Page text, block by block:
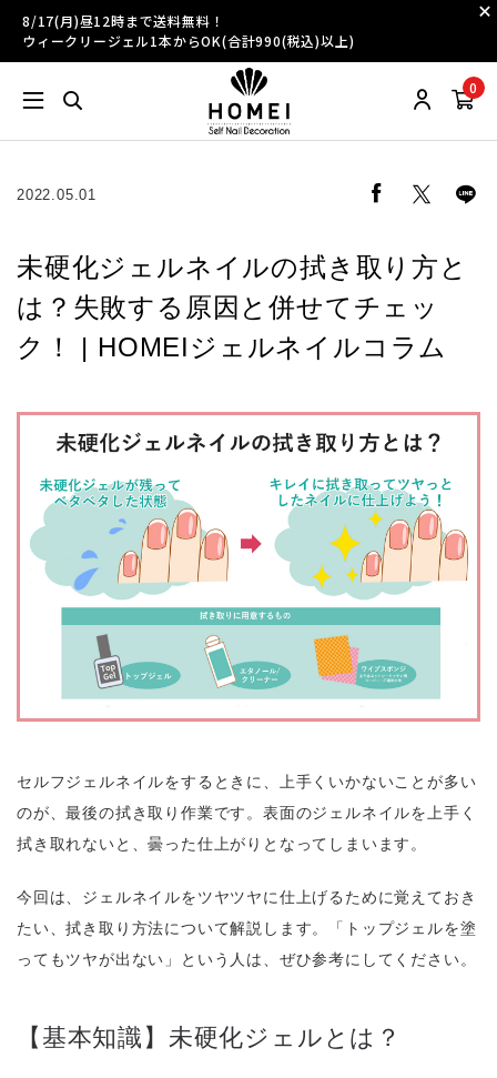
8/17(月)昼12時まで送料無料！
ウィークリージェル1本からOK(合計990(税込)以上)
0
2022.05.01
未硬化ジェルネイルの拭き取り方と
は？失敗する原因と併せてチェッ
ク！ | HOMEIジェルネイルコラム
セルフジェルネイルをするときに、上手くいかないことが多い
のが、最後の拭き取り作業です。表面のジェルネイルを上手く
拭き取れないと、曇った仕上がりとなってしまいます。
今回は、ジェルネイルをツヤツヤに仕上げるために覚えておき
たい、拭き取り方法について解説します。「トップジェルを塗
ってもツヤが出ない」という人は、ぜひ参考にしてください。
【基本知識】未硬化ジェルとは？